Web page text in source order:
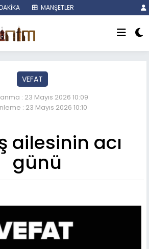
MANŞETLER
VEFAT
: 23 Mayıs 2026 10:09
: 23 Mayıs 2026 10:10
ailesinin acı
günü